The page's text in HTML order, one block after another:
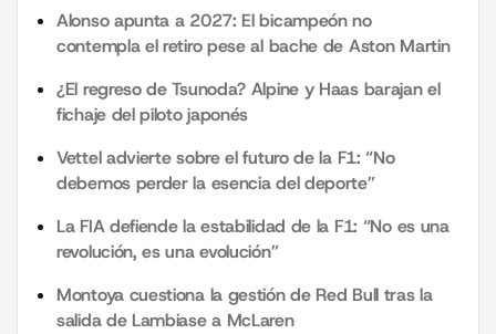
Alonso apunta a 2027: El bicampeón no
contempla el retiro pese al bache de Aston Martin
¿El regreso de Tsunoda? Alpine y Haas barajan el
fichaje del piloto japonés
Vettel advierte sobre el futuro de la F1: “No
debemos perder la esencia del deporte”
La FIA defiende la estabilidad de la F1: “No es una
revolución, es una evolución”
Montoya cuestiona la gestión de Red Bull tras la
salida de Lambiase a McLaren